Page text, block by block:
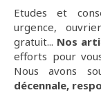
Etudes et
urgence,
gratuit... Nos
efforts pour
Nous avons
décennale,